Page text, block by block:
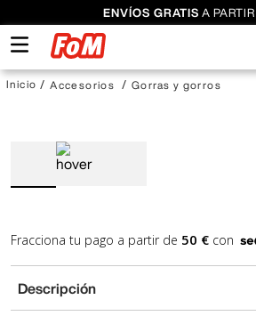
ENVÍOS GRATIS A
Accesorios Gorras y gorros
Fracciona tu pago a partir de 50 € con
Descripción